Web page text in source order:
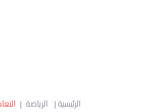
الرئيسية| الرياضة |